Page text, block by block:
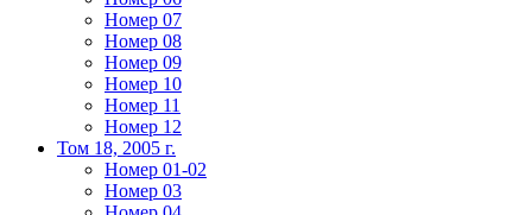
Номер 07
Номер 08
Номер 09
Номер 10
Номер 11
Номер 12
Том 18, 2005 г.
Номер 01-02
Номер 03